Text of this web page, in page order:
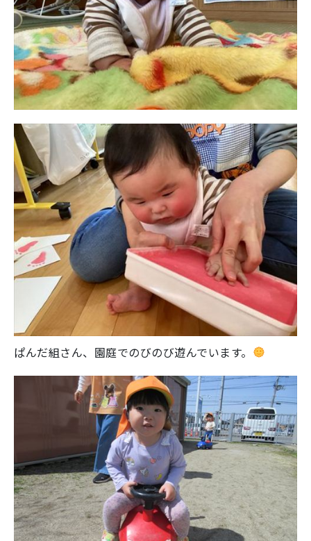
ぱんだ組さん、園庭でのびのび遊んでいます。